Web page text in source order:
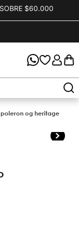
$60.000
poleron og heritage